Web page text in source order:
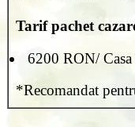
Tarif pachet
6200 RON/
*Recomandat